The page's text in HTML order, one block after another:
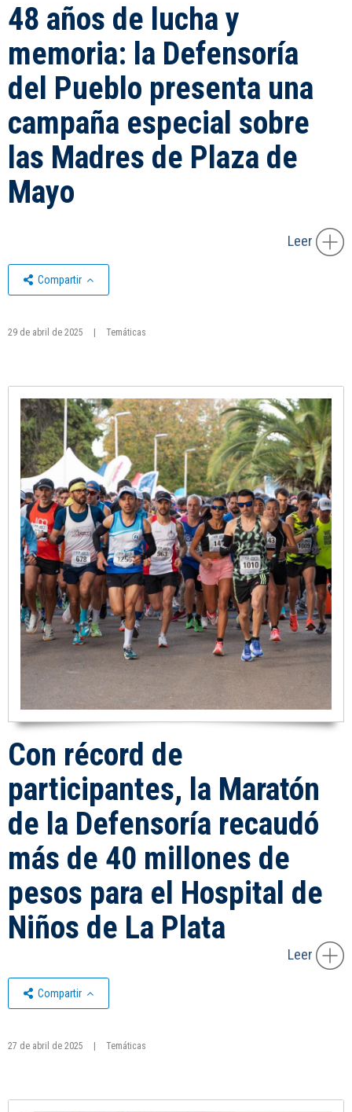
48 años de lucha y
memoria: la Defensoría
del Pueblo presenta una
campaña especial sobre
las Madres de Plaza de
Mayo
Leer
Compartir
29 de abril de 2025 Temáticas
Con récord de
participantes, la Maratón
de la Defensoría recaudó
más de 40 millones de
pesos para el Hospital de
Niños de La Plata
Leer
Compartir
27 de abril de 2025 Temáticas